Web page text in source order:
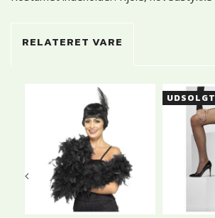
RELATERET VARE
UDSOLGT